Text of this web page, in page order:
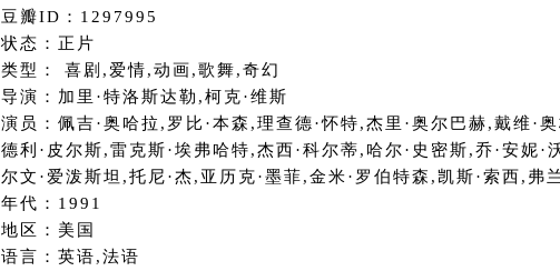
豆瓣ID：1297995
状态：正片
类型： 喜剧,爱情,动画,歌舞,奇幻
导演：加里·特洛斯达勒,柯克·维斯
演员：佩吉·奥哈拉,罗比·本森,理查德·怀特,杰里·奥尔巴赫,戴维·
德利·皮尔斯,雷克斯·埃弗哈特,杰西·科尔蒂,哈尔·史密斯,乔·安妮·
尔文·爱泼斯坦,托尼·杰,亚历克·墨菲,金米·罗伯特森,凯斯·索西,弗
年代：1991
地区：美国
语言：英语,法语